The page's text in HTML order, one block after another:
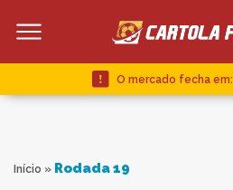
O mercado fecha em:
Início » Rodada 19